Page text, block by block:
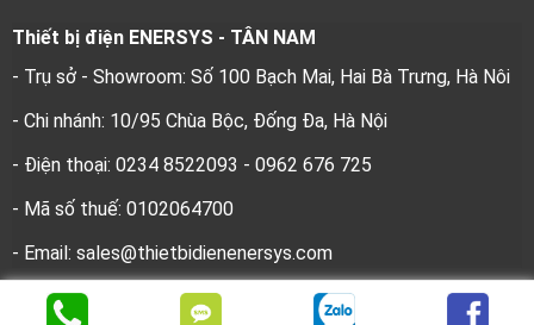
Thiết bị điện ENERSYS - TÂN NAM
- Trụ sở - Showroom: Số 100 Bạch Mai, Hai Bà Trưng, Hà Nôi
- Chi nhánh: 10/95 Chùa Bộc, Đống Đa, Hà Nội
- Điện thoại: 0234 8522093 - 0962 676 725
- Mã số thuế: 0102064700
- Email: sales@thietbidienenersys.com